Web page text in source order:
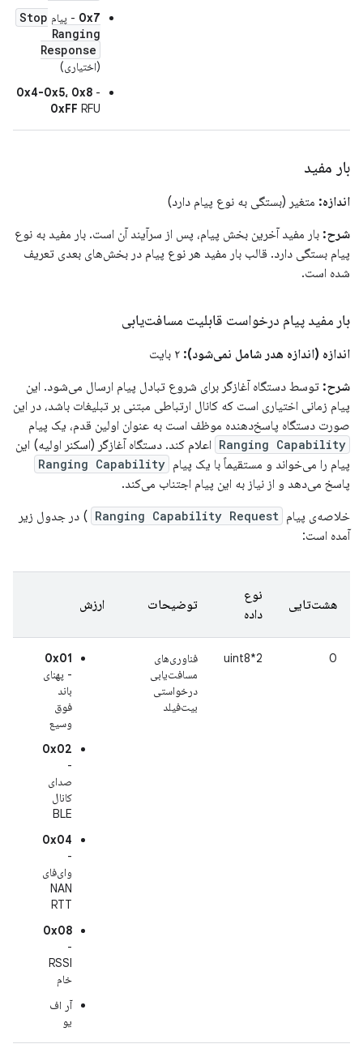
0x7 - پیام Stop
Ranging
Response
(اختیاری)
0x4-0x5، 0x8 -
0xFF RFU
بار مفید
اندازه: متغیر (بستگی به نوع پیام دارد)
شرح: بار مفید آخرین بخش پیام، پس از سرآیند آن است. بار مفید به نوع
پیام بستگی دارد. قالب بار مفید هر نوع پیام در بخش‌های بعدی تعریف
شده است.
بار مفید پیام درخواست قابلیت مسافت‌یابی
اندازه (اندازه هدر شامل نمی‌شود):
شرح: توسط دستگاه آغازگر برای شروع تبادل پیام ارسال می‌شود. این
پیام زمانی اختیاری است که کانال ارتباطی مبتنی بر تبلیغات باشد، در این
صورت دستگاه پاسخ‌دهنده موظف است به عنوان اولین قدم، یک پیام
Ranging Capability اعلام کند. دستگاه آغازگر (اسکنر اولیه) این
پیام را می‌خواند و مستقیماً با یک پیام Ranging Capability
پاسخ می‌دهد و از نیاز به این پیام اجتناب می‌کند.
خلاصه‌ی پیام Ranging Capability Request ) در جدول زیر
آمده است:
هشت‌تایی
نوع
داده
توضیحات ارزش
0
uint8*2
فناوری‌های
مسافت‌یابی
درخواستی
بیت‌فیلد
0x01
- پهنای
باند
فوق
وسیع
0x02
-
صدای
کانال
BLE
0x04
-
وای‌فای
NAN
RTT
0x08
-
RSSI
خام
آر اف
یو